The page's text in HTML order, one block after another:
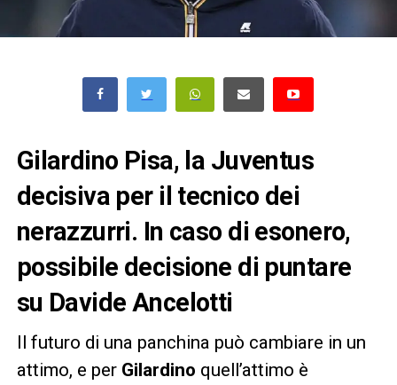
Gilardino Pisa, la Juventus
decisiva per il tecnico dei
nerazzurri. In caso di esonero,
possibile decisione di puntare
su Davide Ancelotti
Il futuro di una panchina può cambiare in un
attimo, e per Gilardino quell’attimo è